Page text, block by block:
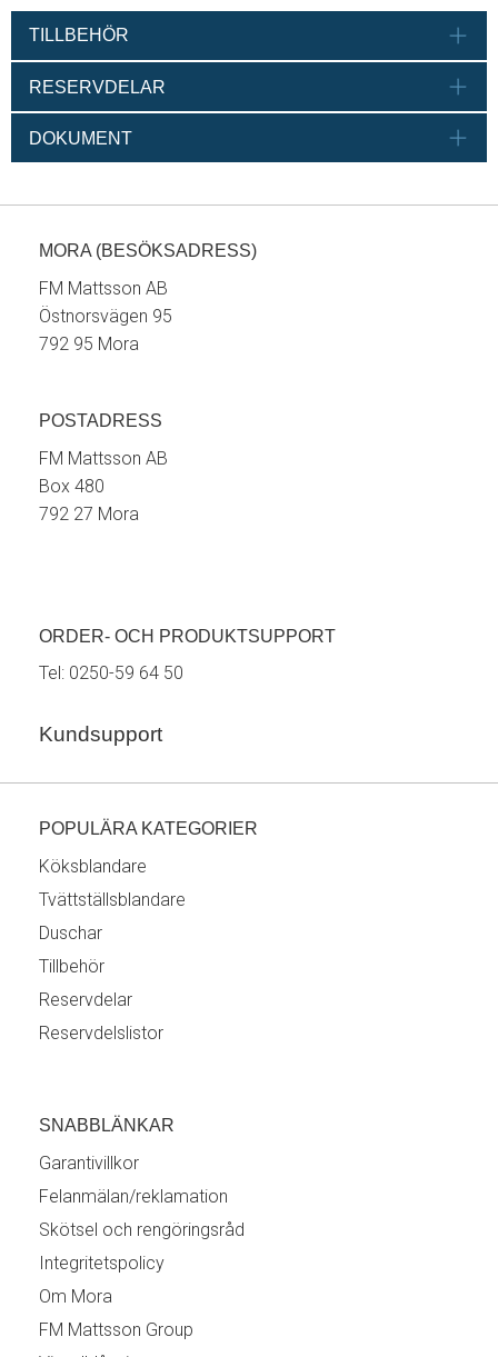
TILLBEHÖR
RESERVDELAR
DOKUMENT
MORA (BESÖKSADRESS)
FM Mattsson AB
Östnorsvägen 95
792 95 Mora
POSTADRESS
FM Mattsson AB
Box 480
792 27 Mora
ORDER- OCH PRODUKTSUPPORT
Tel: 0250-59 64 50
Kundsupport
POPULÄRA KATEGORIER
Köksblandare
Tvättställsblandare
Duschar
Tillbehör
Reservdelar
Reservdelslistor
SNABBLÄNKAR
Garantivillkor
Felanmälan/reklamation
Skötsel och rengöringsråd
Integritetspolicy
Om Mora
FM Mattsson Group